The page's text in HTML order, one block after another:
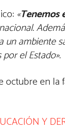
«Tenemos
un ambiente
el Estado».
en la
Y